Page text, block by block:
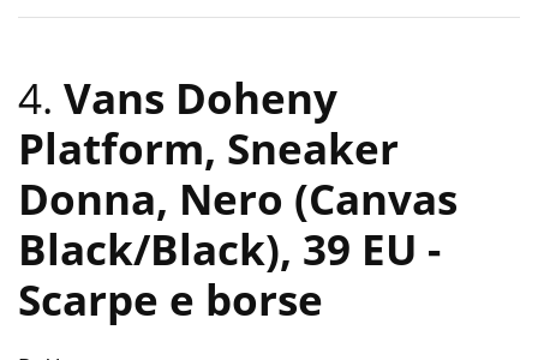
4. Vans Doheny
Platform, Sneaker
Donna, Nero (Canvas
Black/Black), 39 EU -
Scarpe e borse